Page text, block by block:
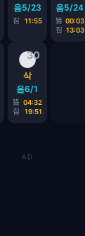
음5/23
짐 11:55
음5/24
뜸 00:03
짐 13:03
30
🌑
삭
음6/1
뜸 04:32
짐
19:51
AD